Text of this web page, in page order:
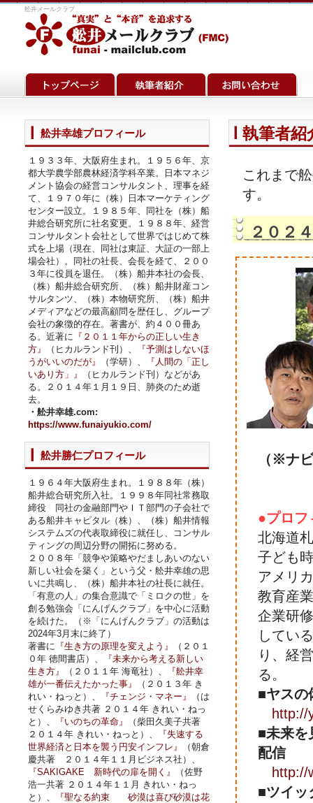
舩井メールクラブ
執筆者紹
これまで
す。
２０２
（※ナ
●プロフ
北海道
子ども
アメリ
教育産
企業研
してい
り、経
る。
■ヤスの
http://
■未来
配信
http://
■ツイッ
舩井幸雄プロフィール
１９３３年、大阪府生まれ。１９５６年、京
都大学農学部農林経済学科卒業。日本マネジ
メント協会の経営コンサルタント、理事を経
て、１９７０年に（株）日本マーケティング
センター設立。１９８５年、同社を（株）船
井総合研究所に社名変更。１９８８年、経営
コンサルタント会社として世界ではじめて株
式を上場（現在、同社は東証、大証の一部上
場会社）。同社の社長、会長を経て、２００
３年に役員を退任。（株）船井本社の会長、
（株）船井総合研究所、（株）船井財産コン
サルタンツ、（株）本物研究所、（株）船井
メディアなどの最高顧問を歴任し、グループ
会社の象徴的存在。著書が、約４００冊あ
る。近著に 『２０１１年からの正しい生き
方』
（ヒカルランド刊）、
『予測はしないほ
うがいいのだが』
（学研）、
『人間の「正し
いあり方」』
（ヒカルランド刊）などがあ
る。２０１４年１月１９日、肺炎のため逝
去。
・舩井幸雄.com:
https://www.funaiyukio.com/
舩井勝仁プロフィール
１９６４年大阪府生まれ。１９８８年（株）
船井総合研究所入社。１９９８年同社常務取
締役 同社の金融部門やＩＴ部門の子会社で
ある船井キャピタル（株）、（株）船井情報
システムズの代表取締役に就任し、コンサル
ティングの周辺分野の開拓に努める。
２００８年「競争や策略やだましあいのない
新しい社会を築く」という父・舩井幸雄の思
いに共鳴し、（株）船井本社の社長に就任。
「有意の人」の集合意識で「ミロクの世」を
創る勉強会「にんげんクラブ」を中心に活動
を続けた。（※「にんげんクラブ」の活動は
2024年3月末に終了）
著書に 『生き方の原理を変えよう』
（２０１
０年 徳間書店）、
『未来から考える新しい
生き方』
（２０１１年 海竜社）、
『舩井幸
雄が一番伝えたかった事』
（２０１３年 き
れい・ねっと）、
『チェンジ・マネー』
（は
せくらみゆき共著 ２０１４年 きれい・ねっ
と）、
『いのちの革命』
（柴田久美子共著
２０１４年 きれい・ねっと）、
『失速する
世界経済と日本を襲う円安インフレ』
（朝倉
慶共著 ２０１４年１１月ビジネス社）、
『SAKIGAKE 新時代の扉を開く』
（佐野
浩一共著 ２０１４年１１月 きれい・ねっ
と）、
『聖なる約束 砂漠は喜び砂漠は花